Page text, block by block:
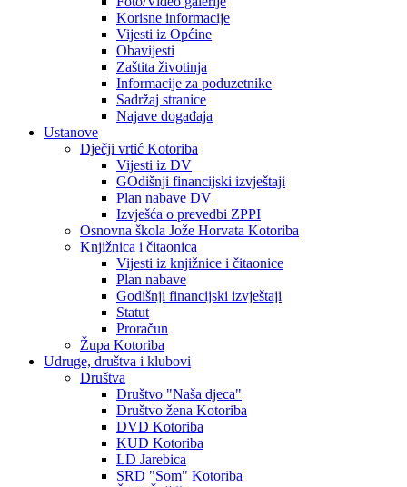
Korisne informacije
Vijesti iz Općine
Obavijesti
Zaštita životinja
Informacije za poduzetnike
Sadržaj stranice
Najave događaja
Ustanove
Dječji vrtić Kotoriba
Vijesti iz DV
GOdišnji financijski izvještaji
Plan nabave DV
Izvješća o prevedbi ZPPI
Osnovna škola Jože Horvata Kotoriba
Knjižnica i čitaonica
Vijesti iz knjižnice i čitaonice
Plan nabave
Godišnji financijski izvještaji
Statut
Proračun
Župa Kotoriba
Udruge, društva i klubovi
Društva
Društvo "Naša djeca"
Društvo žena Kotoriba
DVD Kotoriba
KUD Kotoriba
LD Jarebica
SRD "Som" Kotoriba